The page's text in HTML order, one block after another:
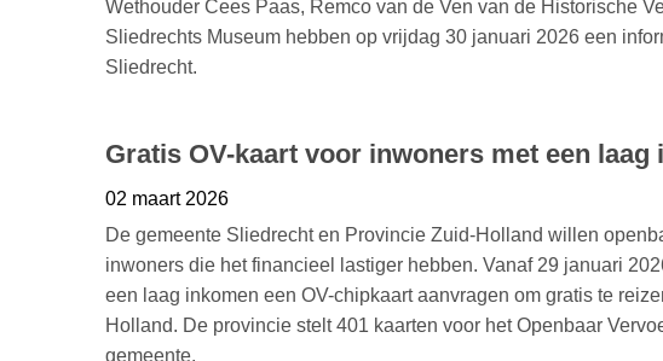
Wethouder Cees Paas, Remco van de Ven van de Historische
Sliedrechts Museum hebben op vrijdag 30 januari 2026 een
Sliedrecht.
Gratis OV-kaart voor inwoners met een laag
02 maart 2026
De gemeente Sliedrecht en Provincie Zuid-Holland willen
inwoners die het financieel lastiger hebben. Vanaf 29 januari
een laag inkomen een OV-chipkaart aanvragen om gratis te
Holland. De provincie stelt 401 kaarten voor het Openbaar
gemeente.